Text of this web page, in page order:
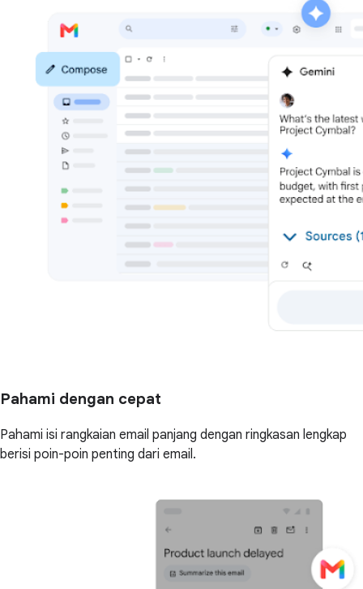
Pahami dengan cepat
Pahami isi rangkaian email panjang dengan ringkasan lengkap
berisi poin-poin penting dari email.